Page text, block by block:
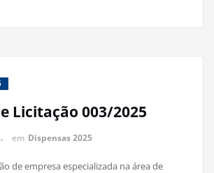
Licitação 003/2025
em Dispensas 2025
de empresa especializada na área de